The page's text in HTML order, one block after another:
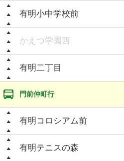
有明小中学校前
かえつ学園西
有明二丁目
門前仲町行
有明コロシアム前
有明テニスの森